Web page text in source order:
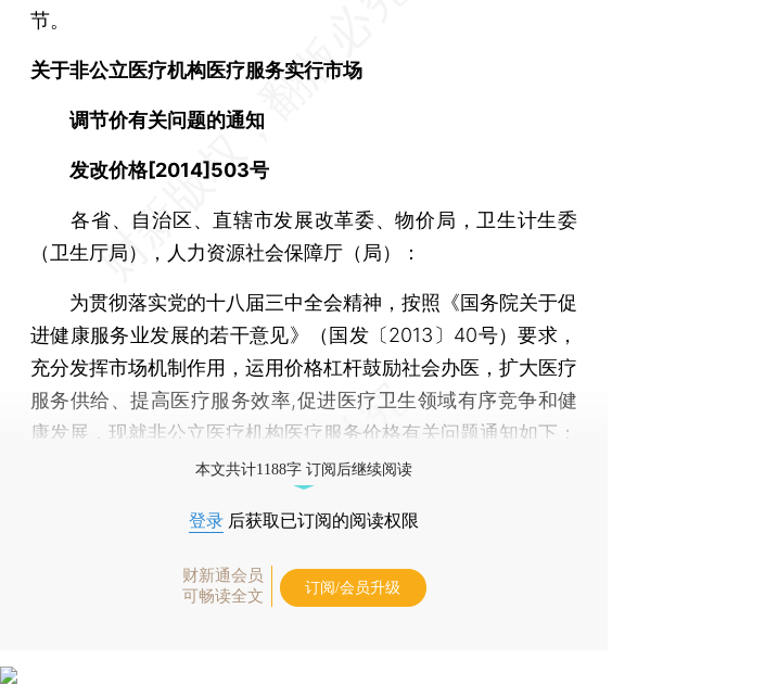
节。
关于非公立医疗机构医疗服务实行市场
调节价有关问题的通知
发改价格[2014]503号
各省、自治区、直辖市发展改革委、物价局，卫生计生委
（卫生厅局），人力资源社会保障厅（局）：
为贯彻落实党的十八届三中全会精神，按照《国务院关于促
进健康服务业发展的若干意见》（国发〔2013〕40号）要求，
充分发挥市场机制作用，运用价格杠杆鼓励社会办医，扩大医疗
服务供给、提高医疗服务效率,促进医疗卫生领域有序竞争和健
康发展，现就非公立医疗机构医疗服务价格有关问题通知如下：
本文共计1188字 订阅后继续阅读
登录 后获取已订阅的阅读权限
财新通会员
可畅读全文
订阅/会员升级